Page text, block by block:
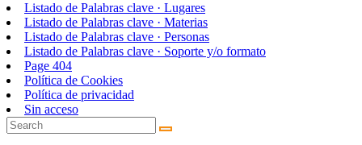
Listado de Palabras clave · Lugares
Listado de Palabras clave · Materias
Listado de Palabras clave · Personas
Listado de Palabras clave · Soporte y/o formato
Page 404
Política de Cookies
Política de privacidad
Sin acceso